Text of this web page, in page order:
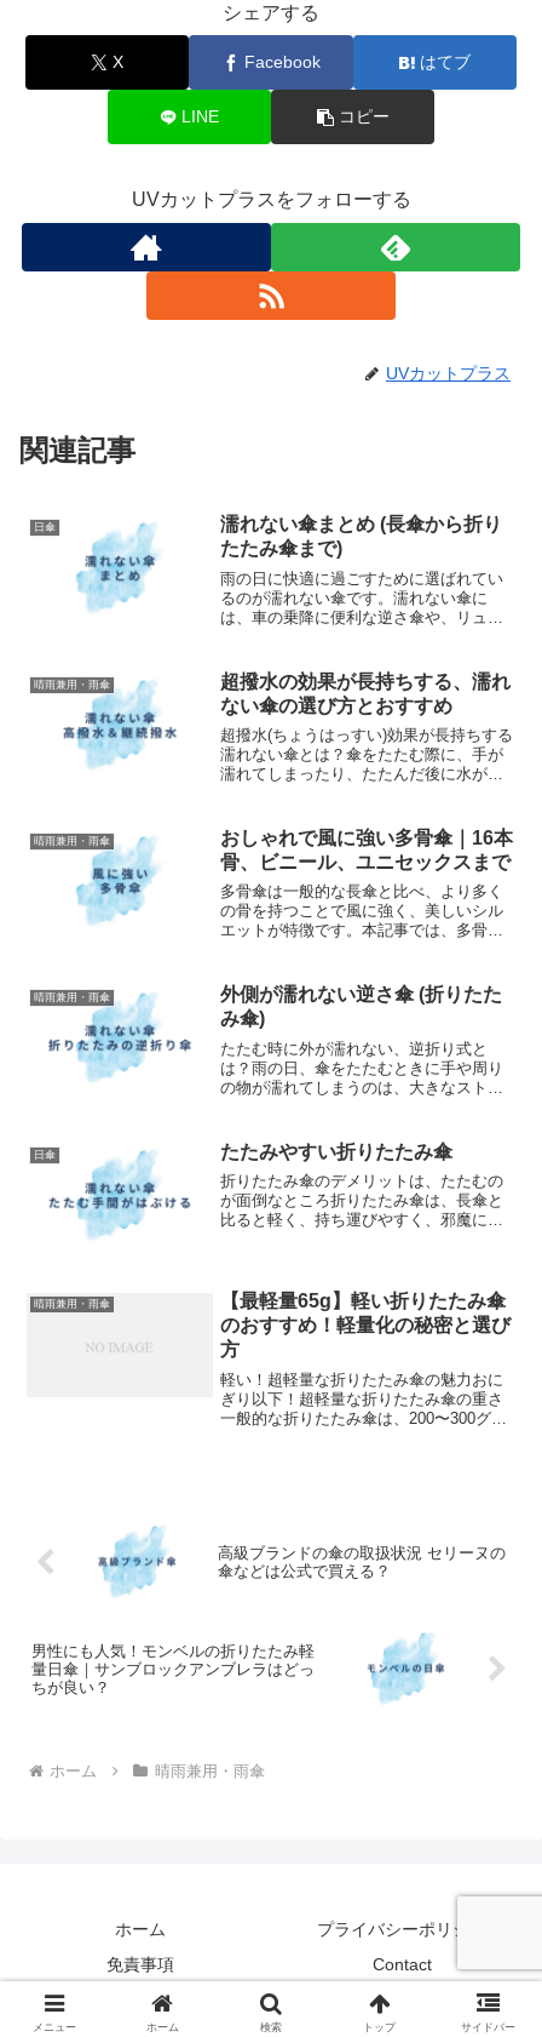
シェアする
X Facebook はてブ
LINE コピー
UVカットプラスをフォローする
UVカットプラス
関連記事
日傘
濡れない傘まとめ (長傘から折り
たたみ傘まで)
雨の日に快適に過ごすために選ばれてい
るのが濡れない傘です。濡れない傘に
は、車の乗降に便利な逆さ傘や、リュッ
あります。本記事では、濡れない傘のタ
イプ別の特徴についてまとめ...
晴雨兼用・雨傘
超撥水の効果が長持ちする、濡れ
ない傘の選び方とおすすめ
超撥水(ちょうはっすい)効果が長持ちする
濡れない傘とは？傘をたたむ際に、手が
濡れてしまったり、たたんだ後に水が服
た方は多いと思います。そんな雨の日に
「濡れない傘」として...
晴雨兼用・雨傘
おしゃれで風に強い多骨傘｜16本
骨、ビニール、ユニセックスまで
多骨傘は一般的な長傘と比べ、より多く
の骨を持つことで風に強く、美しいシル
エットが特徴です。本記事では、多骨傘
た、人気ブランドの商品もご紹介しま
す。プロモーションを含みま...
晴雨兼用・雨傘
外側が濡れない逆さ傘 (折りたた
み傘)
たたむ時に外が濡れない、逆折り式と
は？雨の日、傘をたたむときに手や周り
の物が濡れてしまうのは、大きなストレ
閉じたときに濡れた面が内側に折りたた
まれる構造の傘です。通常の...
日傘 たたみやすい折りたたみ傘
折りたたみ傘のデメリットは、たたむの
が面倒なところ折りたたみ傘は、長傘と
比ると軽く、持ち運びやすく、邪魔にな
りする方は多いでしょう。...
晴雨兼用・雨傘
【最軽量65g】軽い折りたたみ傘
のおすすめ！軽量化の秘密と選び
方
軽い！超軽量な折りたたみ傘の魅力おに
ぎり以下！超軽量な折りたたみ傘の重さ
一般的な折りたたみ傘は、200〜300グラ
高級ブランドの傘の取扱状況 セリーヌの
傘などは公式で買える？
男性にも人気！モンベルの折りたたみ軽
量日傘｜サンブロックアンブレラはどっ
ちが良い？
ホーム 晴雨兼用・雨傘
ホーム
プライバシーポリシー
免責事項
Contact
Copyright © 2024 UV cut plus All Rights Reserved.
メニュー ホーム 検索 トップ サイドバー